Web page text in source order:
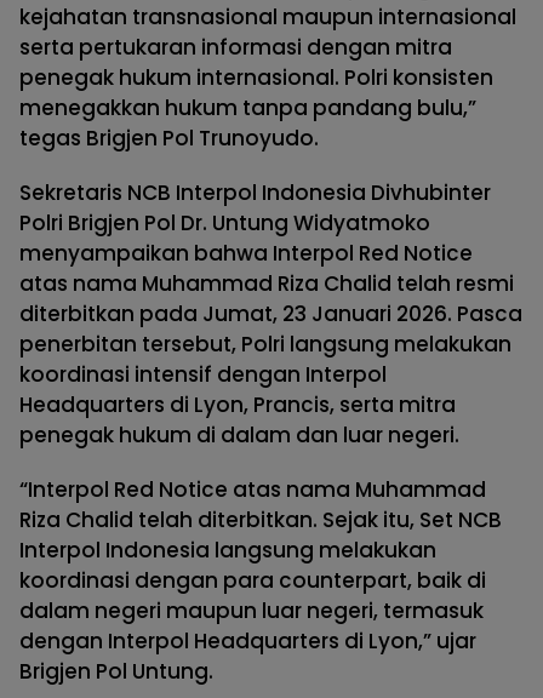
kejahatan transnasional maupun internasional
serta pertukaran informasi dengan mitra
penegak hukum internasional. Polri konsisten
menegakkan hukum tanpa pandang bulu,”
tegas Brigjen Pol Trunoyudo.
Sekretaris NCB Interpol Indonesia Divhubinter
Polri Brigjen Pol Dr. Untung Widyatmoko
menyampaikan bahwa Interpol Red Notice
atas nama Muhammad Riza Chalid telah resmi
diterbitkan pada Jumat, 23 Januari 2026. Pasca
penerbitan tersebut, Polri langsung melakukan
koordinasi intensif dengan Interpol
Headquarters di Lyon, Prancis, serta mitra
penegak hukum di dalam dan luar negeri.
“Interpol Red Notice atas nama Muhammad
Riza Chalid telah diterbitkan. Sejak itu, Set NCB
Interpol Indonesia langsung melakukan
koordinasi dengan para counterpart, baik di
dalam negeri maupun luar negeri, termasuk
dengan Interpol Headquarters di Lyon,” ujar
Brigjen Pol Untung.